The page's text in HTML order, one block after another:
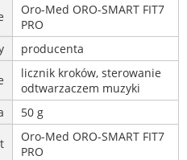
Oro-Med ORO-SMART FIT7
PRO
producenta
licznik kroków, sterowanie
odtwarzaczem muzyki
50 g
Oro-Med ORO-SMART FIT7
PRO